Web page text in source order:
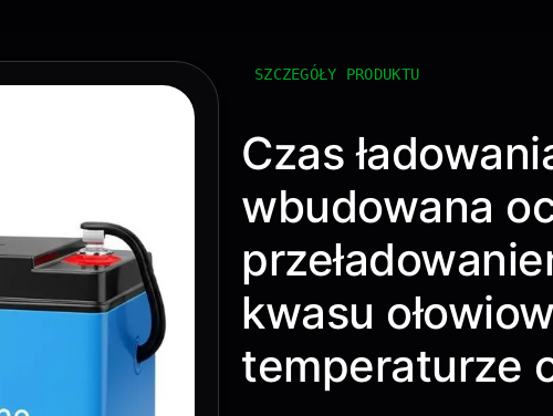
SZCZEGÓŁY PRODUKTU
Czas
wbudowana
kwasu
temperaturze